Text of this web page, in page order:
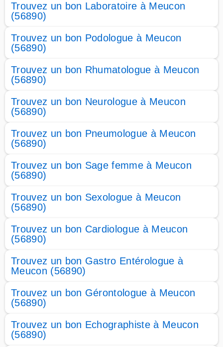
Trouvez un bon Laboratoire à Meucon
(56890)
Trouvez un bon Podologue à Meucon
(56890)
Trouvez un bon Rhumatologue à Meucon
(56890)
Trouvez un bon Neurologue à Meucon
(56890)
Trouvez un bon Pneumologue à Meucon
(56890)
Trouvez un bon Sage femme à Meucon
(56890)
Trouvez un bon Sexologue à Meucon
(56890)
Trouvez un bon Cardiologue à Meucon
(56890)
Trouvez un bon Gastro Entérologue à
Meucon (56890)
Trouvez un bon Gérontologue à Meucon
(56890)
Trouvez un bon Echographiste à Meucon
(56890)